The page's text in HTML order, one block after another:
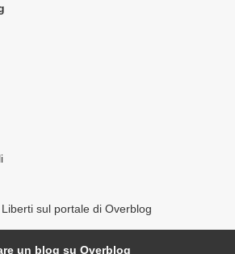
sul portale di Overblog
un blog su Overblog